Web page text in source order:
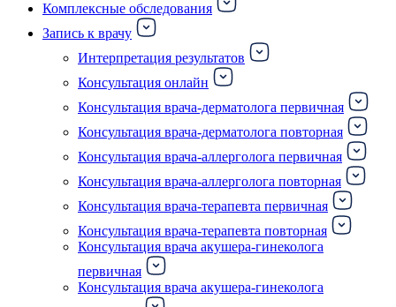
Комплексные обследования
Запись к врачу
Интерпретация результатов
Консультация онлайн
Консультация врача-дерматолога первичная
Консультация врача-дерматолога повторная
Консультация врача-аллерголога первичная
Консультация врача-аллерголога повторная
Консультация врача-терапевта первичная
Консультация врача-терапевта повторная
Консультация врача акушера-гинеколога
первичная
Консультация врача акушера-гинеколога